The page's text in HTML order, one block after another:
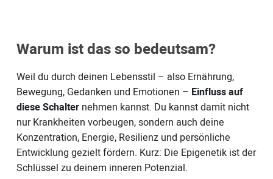
Warum ist das so bedeutsam?
Weil du durch deinen Lebensstil – also Ernährung,
Bewegung, Gedanken und Emotionen – Einfluss auf
diese Schalternehmen kannst. Du kannst damit nicht
nur Krankheiten vorbeugen, sondern auch deine
Konzentration, Energie, Resilienz und persönliche
Entwicklung gezielt fördern. Kurz: Die Epigenetik ist der
Schlüssel zu deinem inneren Potenzial.